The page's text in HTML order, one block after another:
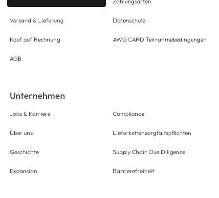
Versand & Lieferung
Kauf auf Rechnung
AGB
Datenschutz
AWG CARD Teilnahmebedingungen
Unternehmen
Jobs & Karriere
Über uns
Geschichte
Expansion
Compliance
Lieferkettensorgfaltspflichten
Supply Chain Due Diligence
Barrierefreiheit